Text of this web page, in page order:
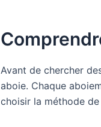
Avant de chercher
aboie. Chaque
choisir la méthode